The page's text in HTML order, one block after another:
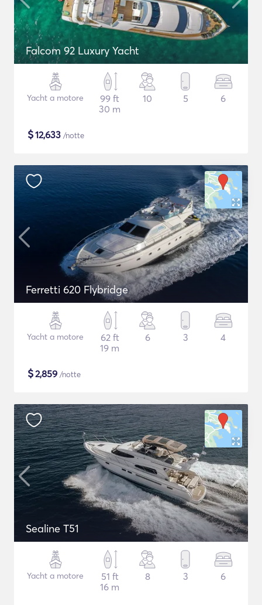
Falcom 92 Luxury Yacht
Yacht a motore
99 ft
30 m
10 5 6
$12,633 /notte
Ferretti 620 Flybridge
Yacht a motore
62 ft
19 m
6 3 4
$2,859 /notte
Sealine T51
Yacht a motore
51 ft
16 m
8 3 6